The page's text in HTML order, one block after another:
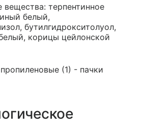
вещества: терпентинное
белый,
бутилгидрокситолуол,
корицы цейлонской
(1) - пачки